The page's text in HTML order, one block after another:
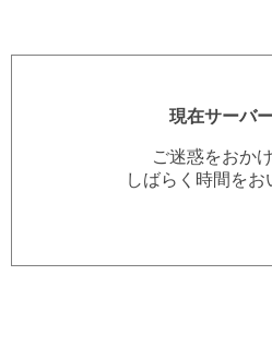
現在サーバ
ご迷惑をおか
しばらく時間を